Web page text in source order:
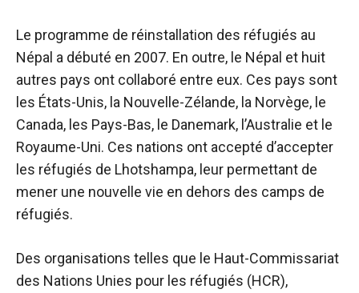
Le programme de réinstallation des réfugiés au
Népal a débuté en 2007. En outre, le Népal et huit
autres pays ont collaboré entre eux. Ces pays sont
les États-Unis, la Nouvelle-Zélande, la Norvège, le
Canada, les Pays-Bas, le Danemark, l’Australie et le
Royaume-Uni. Ces nations ont accepté d’accepter
les réfugiés de Lhotshampa, leur permettant de
mener une nouvelle vie en dehors des camps de
réfugiés.
Des organisations telles que le Haut-Commissariat
des Nations Unies pour les réfugiés (HCR),